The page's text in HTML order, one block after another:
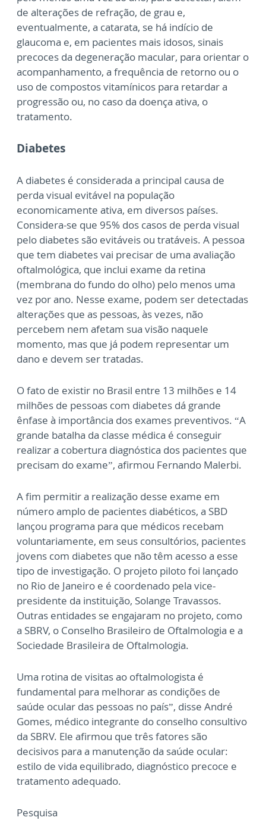
de alterações de refração, de grau e,
eventualmente, a catarata, se há indício de
glaucoma e, em pacientes mais idosos, sinais
precoces da degeneração macular, para orientar o
acompanhamento, a frequência de retorno ou o
uso de compostos vitamínicos para retardar a
progressão ou, no caso da doença ativa, o
tratamento.
Diabetes
A diabetes é considerada a principal causa de
perda visual evitável na população
economicamente ativa, em diversos países.
Considera-se que 95% dos casos de perda visual
pelo diabetes são evitáveis ou tratáveis. A pessoa
que tem diabetes vai precisar de uma avaliação
oftalmológica, que inclui exame da retina
(membrana do fundo do olho) pelo menos uma
vez por ano. Nesse exame, podem ser detectadas
alterações que as pessoas, às vezes, não
percebem nem afetam sua visão naquele
momento, mas que já podem representar um
dano e devem ser tratadas.
O fato de existir no Brasil entre 13 milhões e 14
milhões de pessoas com diabetes dá grande
ênfase à importância dos exames preventivos. “A
grande batalha da classe médica é conseguir
realizar a cobertura diagnóstica dos pacientes que
precisam do exame”, afirmou Fernando Malerbi.
A fim permitir a realização desse exame em
número amplo de pacientes diabéticos, a SBD
lançou programa para que médicos recebam
voluntariamente, em seus consultórios, pacientes
jovens com diabetes que não têm acesso a esse
tipo de investigação. O projeto piloto foi lançado
no Rio de Janeiro e é coordenado pela vice-
presidente da instituição, Solange Travassos.
Outras entidades se engajaram no projeto, como
a SBRV, o Conselho Brasileiro de Oftalmologia e a
Sociedade Brasileira de Oftalmologia.
Uma rotina de visitas ao oftalmologista é
fundamental para melhorar as condições de
saúde ocular das pessoas no país”, disse André
Gomes, médico integrante do conselho consultivo
da SBRV. Ele afirmou que três fatores são
decisivos para a manutenção da saúde ocular:
estilo de vida equilibrado, diagnóstico precoce e
tratamento adequado.
Pesquisa